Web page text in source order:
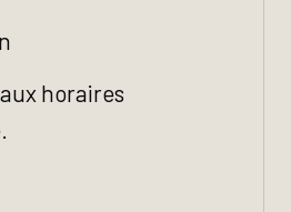
horaires